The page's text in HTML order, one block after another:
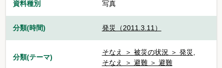
資料種別 写真
分類(時間) 発災（2011.3.11）
分類(テーマ)
そなえ ＞ 被災の状況 ＞ 発災
そなえ ＞ 避難 ＞ 避難